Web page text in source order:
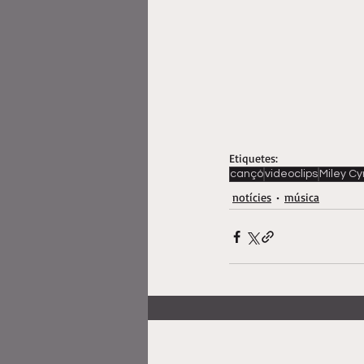
Etiquetes:
cançóvideoclips Miley
notícies música